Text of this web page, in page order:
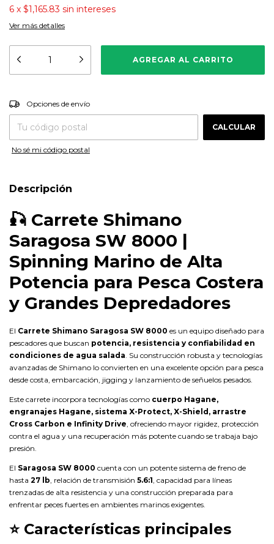
6 x $1,165.83 sin intereses
Ver más detalles
Entregas para el CP:
Opciones de envío
CALCULAR
No sé mi código postal
Descripción
🎣 Carrete Shimano
Saragosa SW 8000 |
Spinning Marino de Alta
Potencia para Pesca Costera
y Grandes Depredadores
El Carrete Shimano Saragosa SW 8000 es un equipo diseñado para
pescadores que buscan potencia, resistencia y confiabilidad en
condiciones de agua salada . Su construcción robusta y tecnologías
avanzadas de Shimano lo convierten en una excelente opción para pesca
desde costa, embarcación, jigging y lanzamiento de señuelos pesados.
Este carrete incorpora tecnologías como cuerpo Hagane,
engranajes Hagane, sistema X-Protect, X-Shield, arrastre
Cross Carbon e Infinity Drive , ofreciendo mayor rigidez, protección
contra el agua y una recuperación más potente cuando se trabaja bajo
presión.
El Saragosa SW 8000 cuenta con un potente sistema de freno de
hasta 27 lb , relación de transmisión 5.6:1 , capacidad para líneas
trenzadas de alta resistencia y una construcción preparada para
enfrentar peces fuertes en ambientes marinos exigentes.
⭐ Características principales